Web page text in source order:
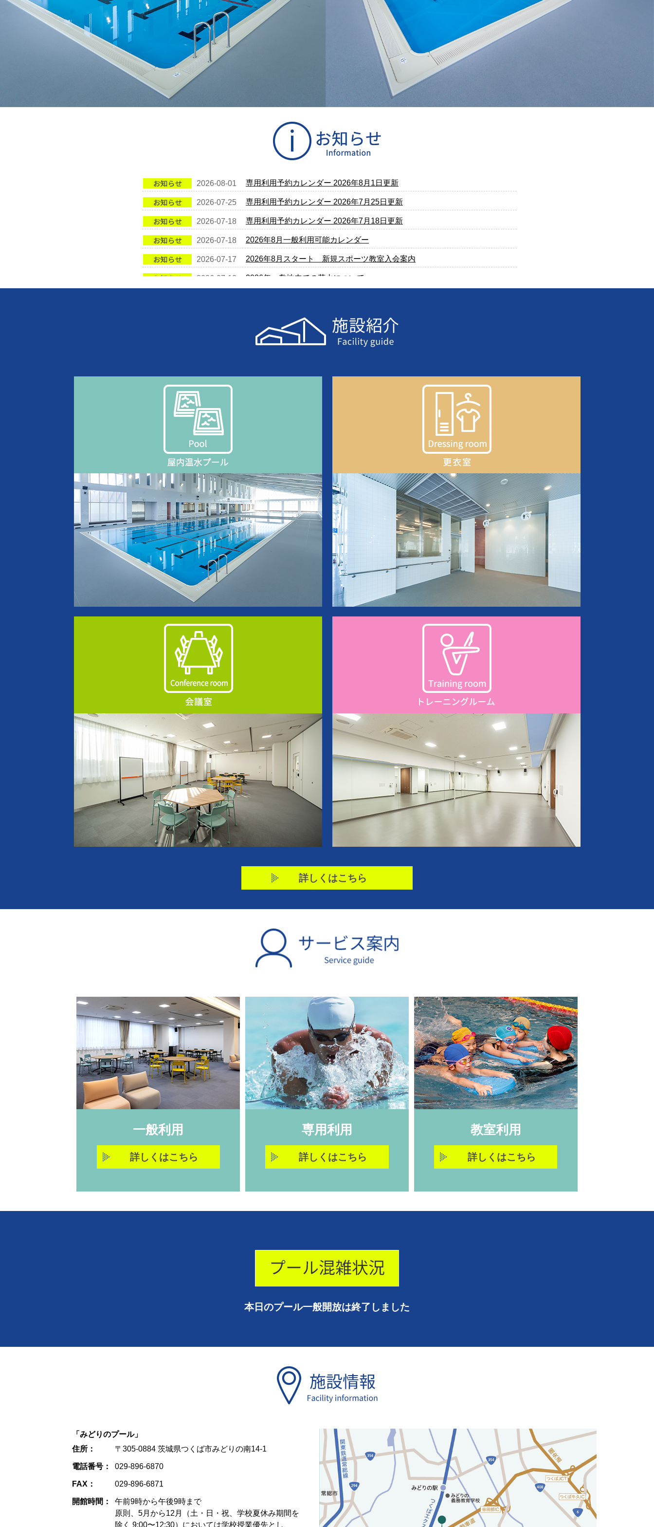
2026-08-01 専用利用予約カレンダー 2026年8月1日更新
2026-07-25 専用利用予約カレンダー 2026年7月25日更新
2026-07-18 専用利用予約カレンダー 2026年7月18日更新
2026-07-18 2026年8月一般利用可能カレンダー
2026-07-17 2026年8月スタート 新規スポーツ教室入会案内
2026-07-12 2026年 敷地内での花火について
専用利用予約カレンダー 2026年7月4日更新
専用利用予約カレンダー 2026年6月27日更新
詳しくはこちら
一般利用
詳しくはこちら
専用利用
詳しくはこちら
教室利用
詳しくはこちら
本日のプール一般開放は終了しました
「みどりのプール」
住所：
〒305-0884 茨城県つくば市みどりの南14-1
電話番号： 029-896-6870
FAX： 029-896-6871
開館時間：
午前9時から午後9時まで
原則、5月から12月（土・日・祝、学校夏休み期間を
除く 9:00〜12:30）においては学校授業優先とし、